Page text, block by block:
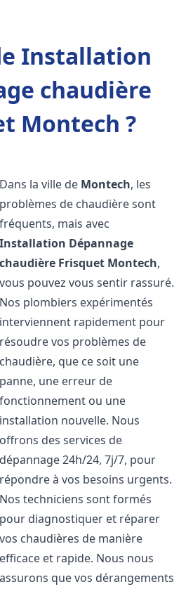
Installation
chaudière
Montech ?
Dans la ville de Montech, les
problèmes de chaudière sont
fréquents, mais avec
Installation Dépannage
chaudière Frisquet Montech,
vous pouvez vous sentir rassuré.
Nos plombiers expérimentés
interviennent rapidement pour
résoudre vos problèmes de
chaudière, que ce soit une
panne, une erreur de
fonctionnement ou une
installation nouvelle. Nous
offrons des services de
dépannage 24h/24, 7j/7, pour
répondre à vos besoins urgents.
Nos techniciens sont formés
pour diagnostiquer et réparer
vos chaudières de manière
efficace et rapide. Nous nous
assurons que vos dérangements